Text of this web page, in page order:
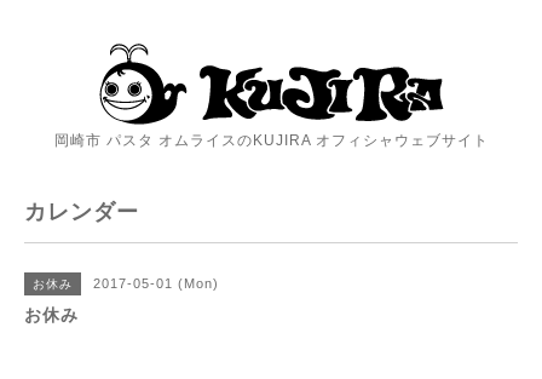
岡崎市 パスタ オムライスのKUJIRA オフィシャウェブサイト
カレンダー
お休み 2017-05-01 (Mon)
お休み